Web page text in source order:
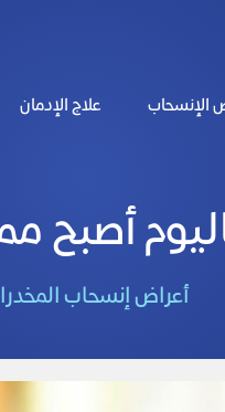
الإنسحاب علاج الإدمان
أصبح ممكنًا
أعراض إنسحاب